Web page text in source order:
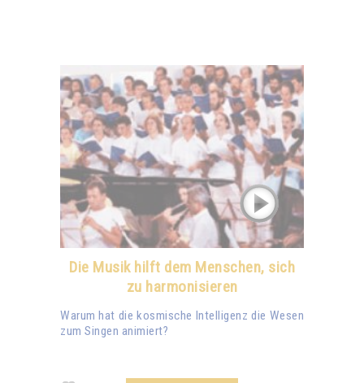
Die Musik hilft dem Menschen, sich
zu harmonisieren
Warum hat die kosmische Intelligenz die Wesen
zum Singen animiert?